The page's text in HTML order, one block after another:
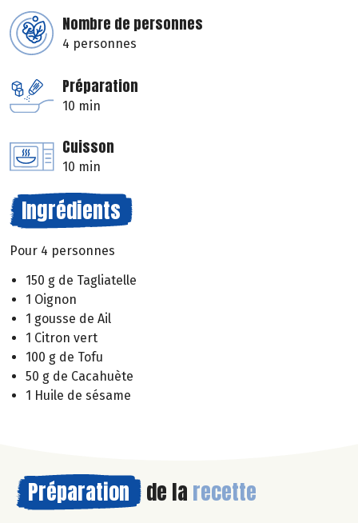
Nombre de personnes
4 personnes
Préparation
10 min
Cuisson
10 min
Ingrédients
Pour 4 personnes
150 g de Tagliatelle
1 Oignon
1 gousse de Ail
1 Citron vert
100 g de Tofu
50 g de Cacahuète
1 Huile de sésame
Préparation de la recette